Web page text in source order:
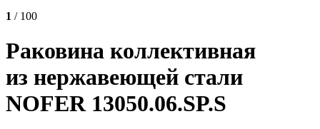
1 / 100
Раковина коллективная
из нержавеющей стали
NOFER 13050.06.SP.S